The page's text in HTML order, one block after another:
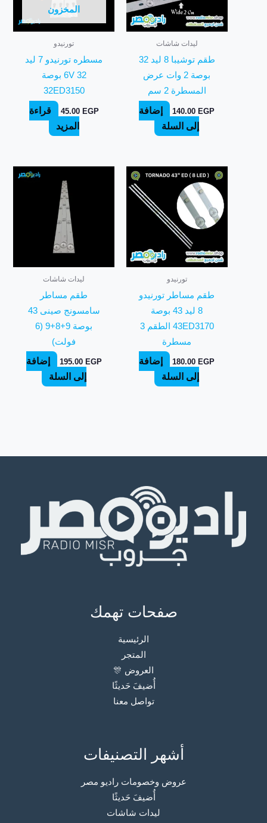
ليدات شاشات
طقم توشيبا 8 ليد 32
بوصة 2 وات عرض
المسطرة 2 سم
140.00EGP
إضافة
إلى السلة
المخزون
تورنيدو
مسطره تورنيدو 7 ليد
6V 32 بوصة
32ED3150
45.00 EGP
قراءة
المزيد
تورنيدو
طقم مساطر تورنيدو
8 ليد 43 بوصة
43ED3170 الطقم 3
مسطرة
180.00 EGP
إضافة
إلى السلة
ليدات شاشات
طقم مساطر
سامسونج صينى 43
بوصة 9+8+9 (6
فولت)
195.00 EGP
إضافة
إلى السلة
صفحات تهمك
الرئيسية
المتجر
العروض 🎊
أُضيفَ حَديثًا
تواصل معنا
أشهر التصنيفات
عروض وخصومات راديو مصر
أُضيفَ حَديثًا
ليدات شاشات